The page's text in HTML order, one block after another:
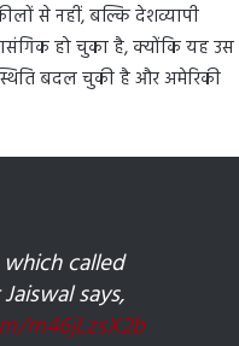
से नहीं, बल्कि देशव्यापी
हो चुका है, क्योंकि यह उस
बदल चुकी है और अमेरिकी
called
says,
m46jLzsX2b